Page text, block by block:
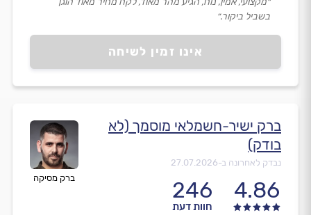
אינו זמין לשיחה
בשביל ביקור.״
ברק מסיקה
ברק ישיר-חשמלאי מוסמך (לא
בודק)
נבדק לאחרונה ב-27.07.2026
4.86
246
חוות דעת